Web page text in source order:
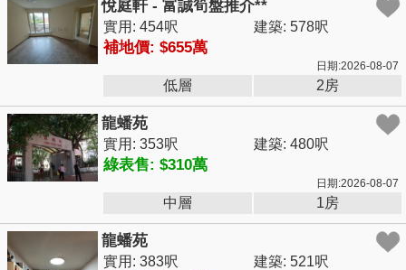
悅庭軒 - 富誠筍盤推介**
實用: 454呎 建築: 578呎
補地價: $655萬
日期:2026-08-07
低層 2房
龍蟠苑
實用: 353呎 建築: 480呎
綠表售: $310萬
日期:2026-08-07
中層 1房
龍蟠苑
實用: 383呎 建築: 521呎